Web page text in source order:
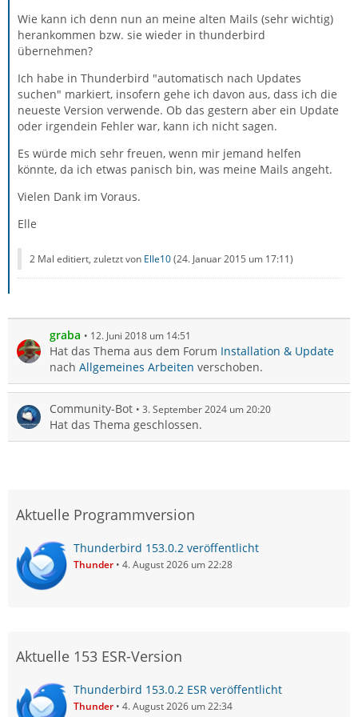
Wie kann ich denn nun an meine alten Mails (sehr wichtig)
herankommen bzw. sie wieder in thunderbird
übernehmen?
Ich habe in Thunderbird "automatisch nach Updates
suchen" markiert, insofern gehe ich davon aus, dass ich die
neueste Version verwende. Ob das gestern aber ein Update
oder irgendein Fehler war, kann ich nicht sagen.
Es würde mich sehr freuen, wenn mir jemand helfen
könnte, da ich etwas panisch bin, was meine Mails angeht.
Vielen Dank im Voraus.
Elle
2 Mal editiert, zuletzt von Elle10(24. Januar 2015 um 17:11)
graba 12. Juni 2018 um 14:51
Hat das Thema aus dem Forum Installation & Update
nach Allgemeines Arbeiten verschoben.
Community-Bot 3. September 2024 um 20:20
Hat das Thema geschlossen.
Aktuelle Programmversion
Thunderbird 153.0.2 veröffentlicht
Thunder 4. August 2026 um 22:28
Aktuelle 153 ESR-Version
Thunderbird 153.0.2 ESR veröffentlicht
Thunder 4. August 2026 um 22:34